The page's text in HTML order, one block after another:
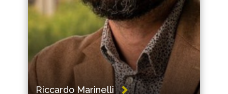
Riccardo Marinelli